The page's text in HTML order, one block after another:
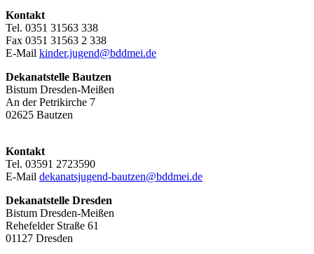
Kontakt
Tel. 0351 31563 338
Fax 0351 31563 2 338
E-Mail kinder.jugend@bddmei.de
Dekanatstelle Bautzen
Bistum Dresden-Meißen
An der Petrikirche 7
02625 Bautzen
Kontakt
Tel. 03591 2723590
E-Mail dekanatsjugend-bautzen@bddmei.de
Dekanatstelle Dresden
Bistum Dresden-Meißen
Rehefelder Straße 61
01127 Dresden